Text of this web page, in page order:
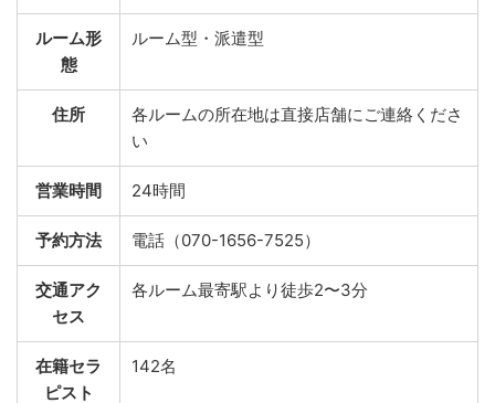
ルーム形
態
ルーム型・派遣型
住所
各ルームの所在地は直接店舗にご連絡くださ
い
営業時間 24時間
予約方法 電話（070-1656-7525）
交通アク
セス
各ルーム最寄駅より徒歩2〜3分
在籍セラ
ピスト
142名